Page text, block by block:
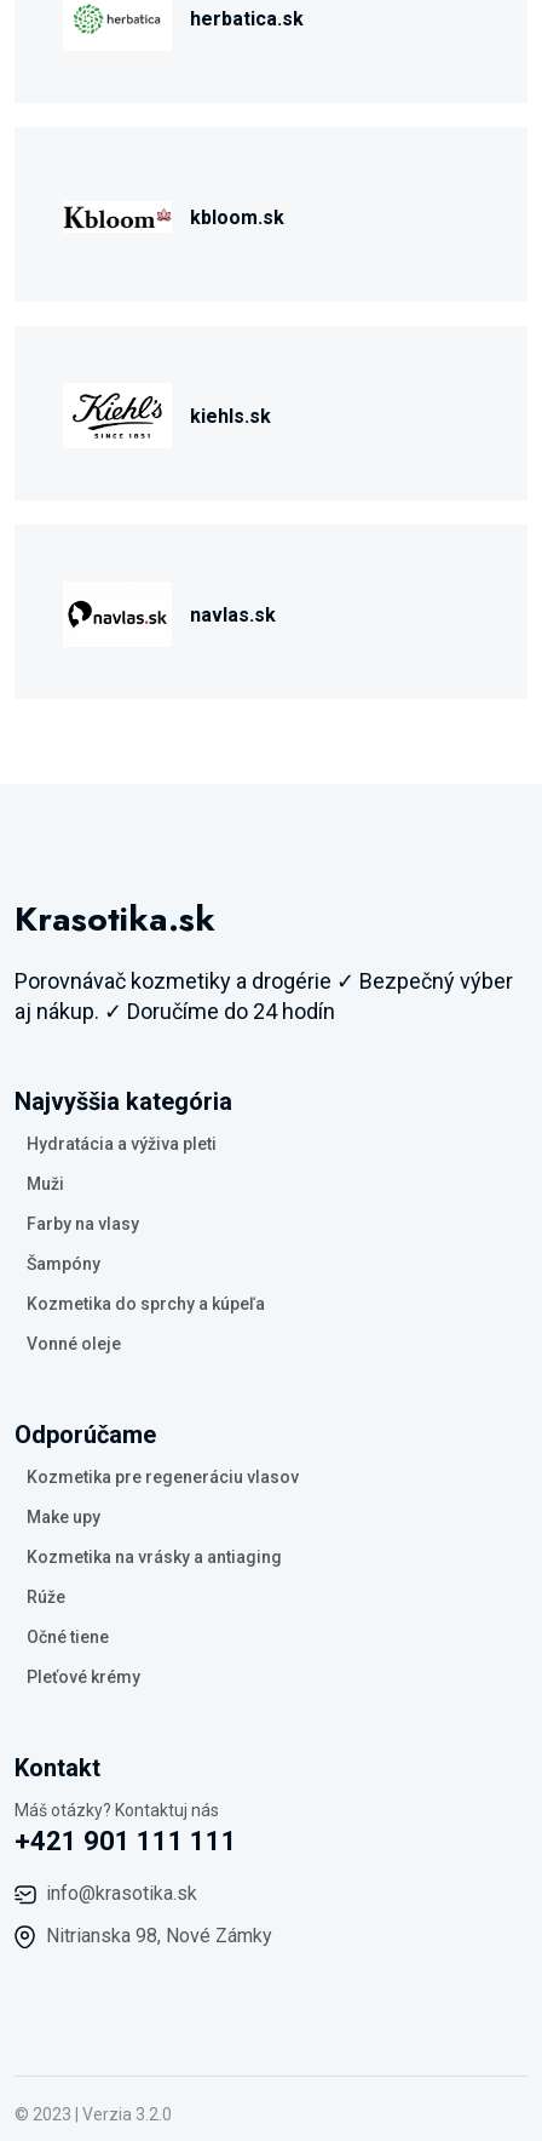
herbatica.sk
kbloom.sk
kiehls.sk
navlas.sk
Krasotika.sk
Porovnávač kozmetiky a drogérie ✓ Bezpečný výber
aj nákup. ✓ Doručíme do 24 hodín
Najvyššia kategória
Hydratácia a výživa pleti
Muži
Farby na vlasy
Šampóny
Kozmetika do sprchy a kúpeľa
Vonné oleje
Odporúčame
Kozmetika pre regeneráciu vlasov
Make upy
Kozmetika na vrásky a antiaging
Rúže
Očné tiene
Pleťové krémy
Kontakt
Máš otázky? Kontaktuj nás
+421 901 111 111
info@krasotika.sk
Nitrianska 98, Nové Zámky
© 2023 | Verzia 3.2.0